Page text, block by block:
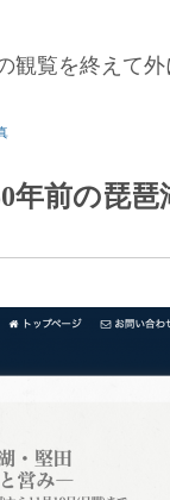
観覧を終えて
年前の琵